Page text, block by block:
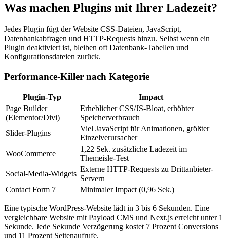
Was machen Plugins mit Ihrer Ladezeit?
Jedes Plugin fügt der Website CSS-Dateien, JavaScript,
Datenbankabfragen und HTTP-Requests hinzu. Selbst wenn ein
Plugin deaktiviert ist, bleiben oft Datenbank-Tabellen und
Konfigurationsdateien zurück.
Performance-Killer nach Kategorie
Plugin-Typ
Impact
Page Builder
(Elementor/Divi)
Erheblicher CSS/JS-Bloat, erhöhter
Speicherverbrauch
Slider-Plugins
Viel JavaScript für Animationen, größter
Einzelverursacher
WooCommerce
1,22 Sek. zusätzliche Ladezeit im
Themeisle-Test
Social-Media-Widgets
Externe HTTP-Requests zu Drittanbieter-
Servern
Contact Form 7
Minimaler Impact (0,96 Sek.)
Eine typische WordPress-Website lädt in 3 bis 6 Sekunden. Eine
vergleichbare Website mit Payload CMS und Next.js erreicht unter 1
Sekunde. Jede Sekunde Verzögerung kostet 7 Prozent Conversions
und 11 Prozent Seitenaufrufe.